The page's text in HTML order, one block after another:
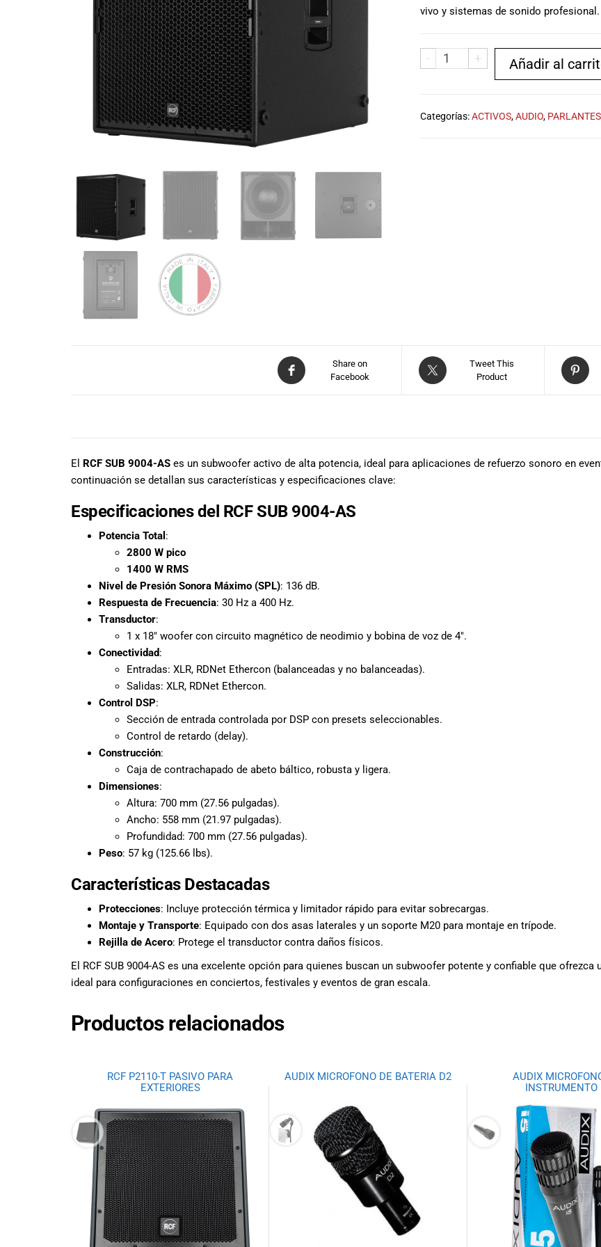
de productos
de las mejores
marcas del
mercado,
desde
guitarras, bajos
y baterías
hasta
amplificadores,
También
contamos con
una selección
instrumentos
de viento,
teclados y
accesorios
para satisfacer
todas las
equipo de
audio
ti, y ofrecerte el
mejor servicio
Además,
ofrecemos
precios
competitivos y
promociones
especiales
para nuestros
clientes. Ven a
visitarnos en
nuestra tienda
compra en
línea a través
de nuestra
página web y
recibe tu
pedido en la
comodidad de
¡Descubre el
música con
Import Music
Ecuador!
vivo y sistemas de sonido profesional.
- + Añadir al
Categorías:ACTIVOS,AUDIO, PARLANTES
Share on
Facebook
Tweet This
Product
El RCF SUB 9004-AS es un subwoofer activo de alta potencia, ideal para aplicaciones de refuerzo sonoro en
continuación se detallan sus características y especificaciones clave:
Especificaciones del RCF SUB 9004-AS
Potencia Total :
2800 W pico
1400 W RMS
Nivel de Presión Sonora Máximo (SPL): 136 dB.
Respuesta de Frecuencia: 30 Hz a 400 Hz.
Transductor:
1 x 18″ woofer con circuito magnético de neodimio y bobina de voz de 4″.
Conectividad:
Entradas: XLR, RDNet Ethercon (balanceadas y no balanceadas).
Salidas: XLR, RDNet Ethercon.
Control DSP:
Sección de entrada controlada por DSP con presets seleccionables.
Control de retardo (delay).
Construcción:
Caja de contrachapado de abeto báltico, robusta y ligera.
Dimensiones:
Altura: 700 mm (27.56 pulgadas).
Ancho: 558 mm (21.97 pulgadas).
Profundidad: 700 mm (27.56 pulgadas).
Peso: 57 kg (125.66 lbs).
Características Destacadas
Protecciones: Incluye protección térmica y limitador rápido para evitar sobrecargas.
Montaje y Transporte: Equipado con dos asas laterales y un soporte M20 para montaje en trípode.
Rejilla de Acero: Protege el transductor contra daños físicos.
El RCF SUB 9004-AS es una excelente opción para quienes buscan un subwoofer potente y confiable que
ideal para configuraciones en conciertos, festivales y eventos de gran escala.
Productos relacionados
RCF P2110-T PASIVO PARA
EXTERIORES
AUDIX MICROFONO DE BATERIA D2
AUDIX
INSTRUMENTO